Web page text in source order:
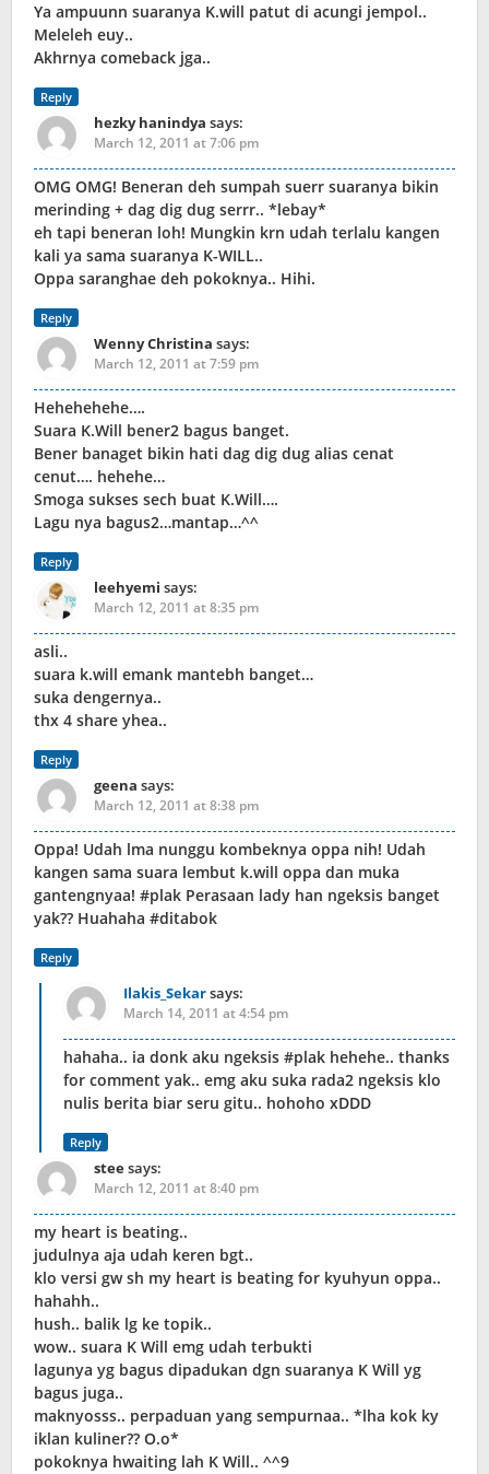
Ya ampuunn suaranya K.will patut di acungi jempol..
Meleleh euy..
Akhrnya comeback jga..
Reply
hezky hanindya says:
March 12, 2011 at 7:06 pm
OMG OMG! Beneran deh sumpah suerr suaranya bikin
merinding + dag dig dug serrr.. *lebay*
eh tapi beneran loh! Mungkin krn udah terlalu kangen
kali ya sama suaranya K-WILL..
Oppa saranghae deh pokoknya.. Hihi.
Reply
Wenny Christina says:
March 12, 2011 at 7:59 pm
Hehehehehe….
Suara K.Will bener2 bagus banget.
Bener banaget bikin hati dag dig dug alias cenat
cenut…. hehehe…
Smoga sukses sech buat K.Will….
Lagu nya bagus2…mantap…^^
Reply
leehyemi says:
March 12, 2011 at 8:35 pm
asli..
suara k.will emank mantebh banget…
suka dengernya..
thx 4 share yhea..
Reply
geena says:
March 12, 2011 at 8:38 pm
Oppa! Udah lma nunggu kombeknya oppa nih! Udah
kangen sama suara lembut k.will oppa dan muka
gantengnyaa! #plak Perasaan lady han ngeksis banget
yak?? Huahaha #ditabok
Reply
Ilakis_Sekarsays:
March 14, 2011 at 4:54 pm
hahaha.. ia donk aku ngeksis #plak hehehe.. thanks
for comment yak.. emg aku suka rada2 ngeksis klo
nulis berita biar seru gitu.. hohoho xDDD
Reply
steesays:
March 12, 2011 at 8:40 pm
my heart is beating..
judulnya aja udah keren bgt..
klo versi gw sh my heart is beating for kyuhyun oppa..
hahahh..
hush.. balik lg ke topik..
wow.. suara K Will emg udah terbukti
lagunya yg bagus dipadukan dgn suaranya K Will yg
bagus juga..
maknyosss.. perpaduan yang sempurnaa.. *lha kok ky
iklan kuliner?? O.o*
pokoknya hwaiting lah K Will.. ^^9